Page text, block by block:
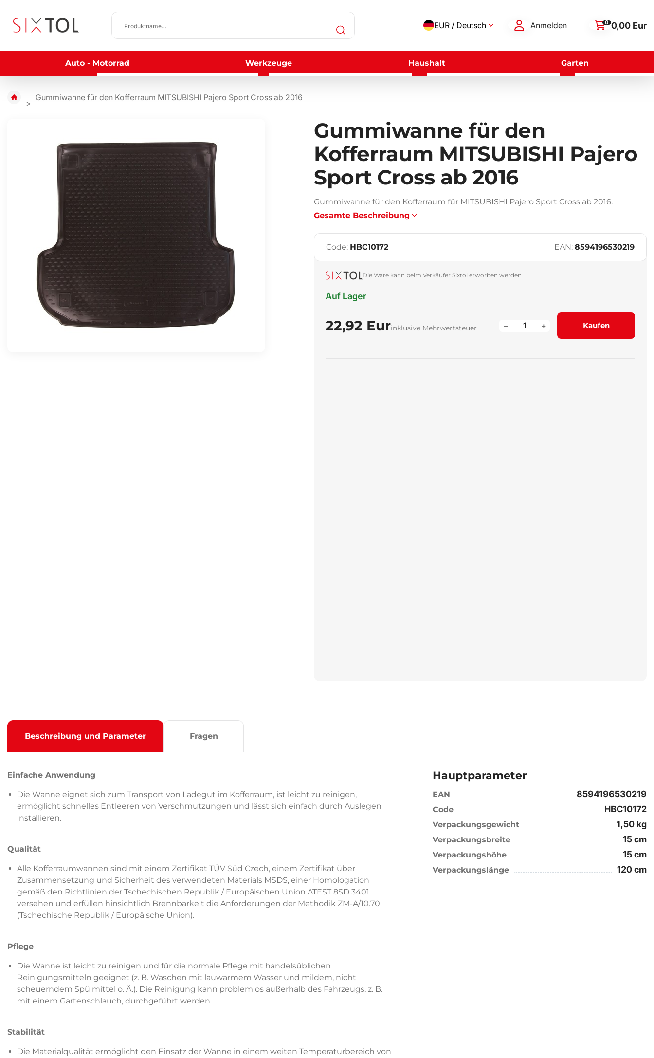
EUR / Deutsch Anmelden 0 0,00 Eur
Auto - Motorrad Werkzeuge Haushalt Garten
Gummiwanne für den Kofferraum MITSUBISHI Pajero Sport Cross ab 2016
Gummiwanne für den
Kofferraum MITSUBISHI Pajero
Sport Cross ab 2016
Gummiwanne für den Kofferraum für MITSUBISHI Pajero Sport Cross ab 2016.
Gesamte Beschreibung
Code: HBC10172 EAN: 8594196530219
Die Ware kann beim Verkäufer Sixtol erworben werden
Auf Lager
22,92 Eurinklusive Mehrwertsteuer +
– Kaufen
Beschreibung und Parameter Fragen
Einfache Anwendung
Die Wanne eignet sich zum Transport von Ladegut im Kofferraum, ist leicht zu reinigen,
ermöglicht schnelles Entleeren von Verschmutzungen und lässt sich einfach durch Auslegen
installieren.
Qualität
Alle Kofferraumwannen sind mit einem Zertifikat TÜV Süd Czech, einem Zertifikat über
Zusammensetzung und Sicherheit des verwendeten Materials MSDS, einer Homologation
gemäß den Richtlinien der Tschechischen Republik / Europäischen Union ATEST 8SD 3401
versehen und erfüllen hinsichtlich Brennbarkeit die Anforderungen der Methodik ZM-A/10.70
(Tschechische Republik / Europäische Union).
Pflege
Die Wanne ist leicht zu reinigen und für die normale Pflege mit handelsüblichen
Reinigungsmitteln geeignet (z. B. Waschen mit lauwarmem Wasser und mildem, nicht
scheuerndem Spülmittel o. Ä.). Die Reinigung kann problemlos außerhalb des Fahrzeugs, z. B.
mit einem Gartenschlauch, durchgeführt werden.
Stabilität
Die Materialqualität ermöglicht den Einsatz der Wanne in einem weiten Temperaturbereich von
Hauptparameter
EAN 8594196530219
Code HBC10172
Verpackungsgewicht 1,50 kg
Verpackungsbreite 15 cm
Verpackungshöhe 15 cm
Verpackungslänge 120 cm